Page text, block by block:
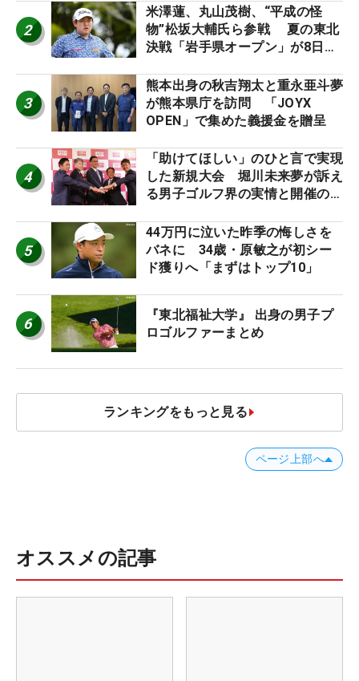
ーのヒトネタ！】
2
米澤蓮、丸山茂樹、“平成の怪
物”松坂大輔氏ら参戦 夏の東北
決戦「岩手県オープン」が8日開
3
熊本出身の秋吉翔太と重永亜斗夢
が熊本県庁を訪問 「JOYX
OPEN」で集めた義援金を贈呈
4
「助けてほしい」のひと言で実現
した新規大会 堀川未来夢が訴え
る男子ゴルフ界の実情と開催の舞
5
44万円に泣いた昨季の悔しさを
バネに 34歳・原敏之が初シー
ド獲りへ「まずはトップ10」
6
『東北福祉大学』 出身の男子プ
ロゴルファーまとめ
ランキングをもっと見る
ページ上部へ
オススメの記事